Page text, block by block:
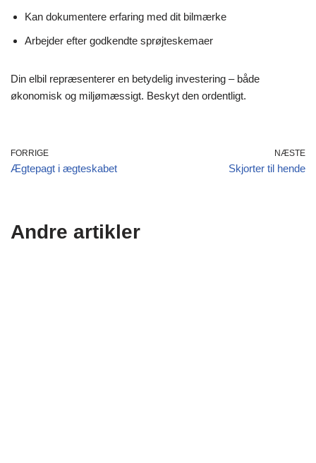
Kan dokumentere erfaring med dit bilmærke
Arbejder efter godkendte sprøjteskemaer
Din elbil repræsenterer en betydelig investering – både
økonomisk og miljømæssigt. Beskyt den ordentligt.
FORRIGE
Ægtepagt i ægteskabet
NÆSTE
Skjorter til hende
Andre artikler